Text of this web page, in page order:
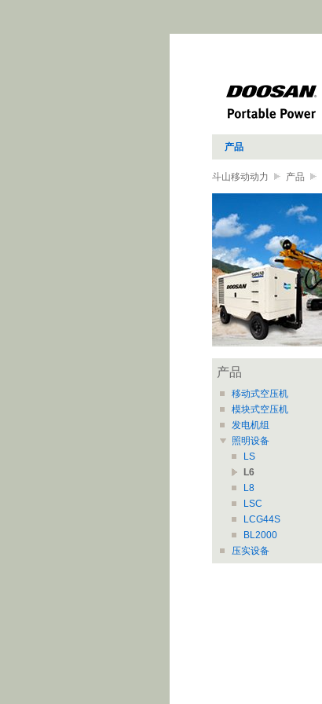
产品
斗山移动动力 产品
产品
移动式空压机
模块式空压机
发电机组
照明设备
LS
L6
L8
LSC
LCG44S
BL2000
压实设备